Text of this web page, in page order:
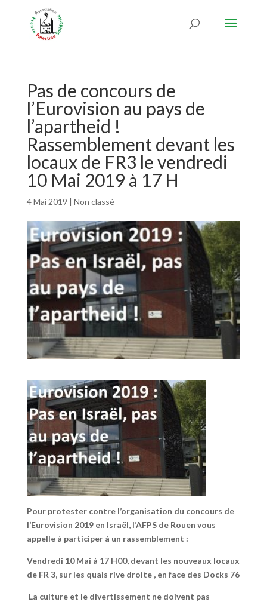
Pas de concours de
l’Eurovision au pays de
l’apartheid !
Rassemblement devant les
locaux de FR3 le vendredi
10 Mai 2019 à 17 H
4 Mai 2019 | Non classé
Pour protester contre l’organisation du concours de
l’Eurovision 2019 en Israël, l’AFPS de Rouen vous
appelle à participer à un rassemblement :
Vendredi 10 Mai à 17 H00, devant les nouveaux locaux
de FR 3, sur les quais rive droite , en face des Docks 76
La culture et le divertissement ne doivent pas